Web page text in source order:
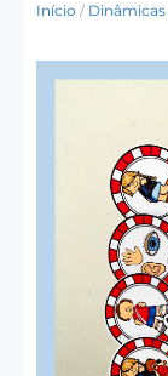
Início / Dinâmicas